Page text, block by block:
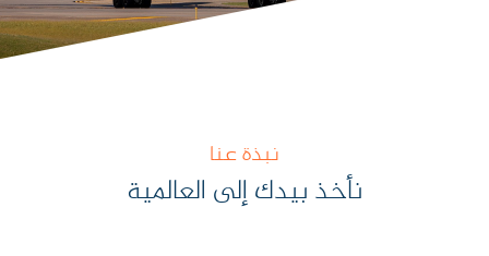
نبذة عنا
نأخذ بيدك إلى العالمية